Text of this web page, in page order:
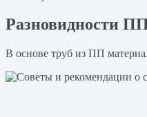
Разновидности
В основе труб из ПП